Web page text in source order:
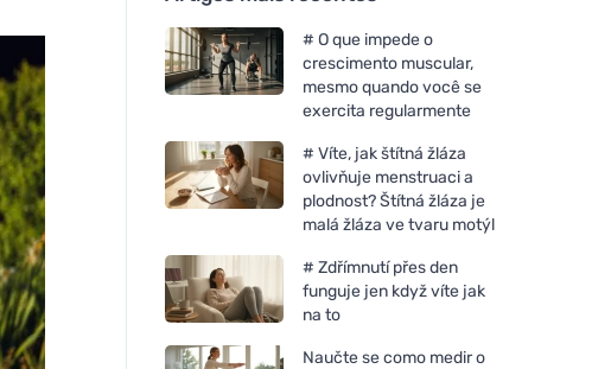
# O que impede o
crescimento muscular,
mesmo quando você se
exercita regularmente
# Víte, jak štítná žláza
ovlivňuje menstruaci a
plodnost? Štítná žláza je
malá žláza ve tvaru motýl
# Zdřímnutí přes den
funguje jen když víte jak
na to
Naučte se como medir o